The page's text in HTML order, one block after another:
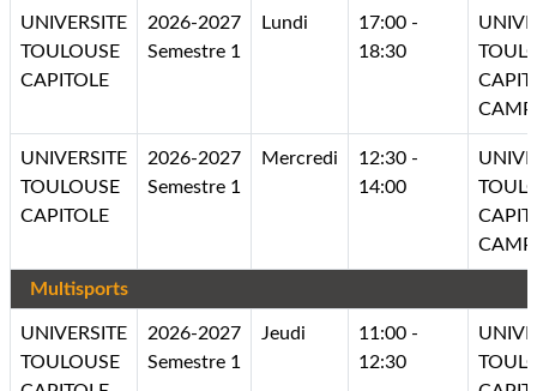
UNIVERSITE
TOULOUSE
CAPITOLE
2026-2027
Semestre 1
Lundi
17:00 -
18:30
UNIVERSITE
TOULOUSE
CAPITOLE
2026-2027
Semestre 1
Mercredi
12:30 -
14:00
Multisports
UNIVERSITE
TOULOUSE
2026-2027
Semestre 1
Jeudi
11:00 -
12:30